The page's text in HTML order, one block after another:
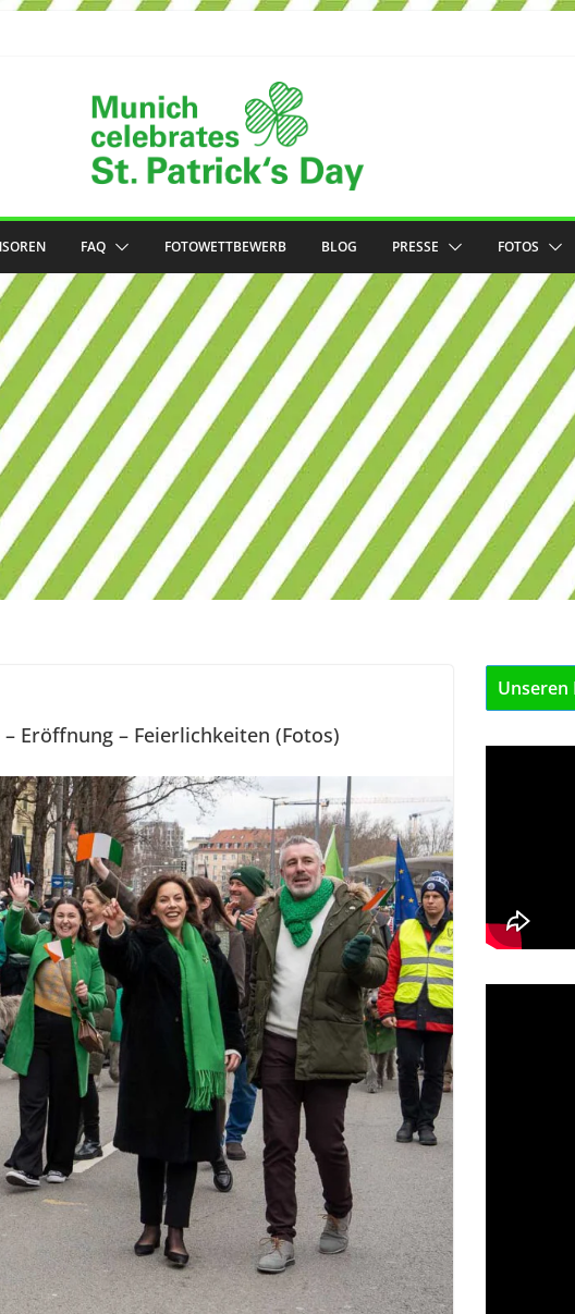
FAQ FOTOWETTBEWERB BLOG PRESSE FOTOS
Eröffnung – Feierlichkeiten (Fotos)